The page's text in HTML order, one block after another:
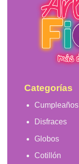
Categorías
Cumpleaños
Disfraces
Globos
Cotillón